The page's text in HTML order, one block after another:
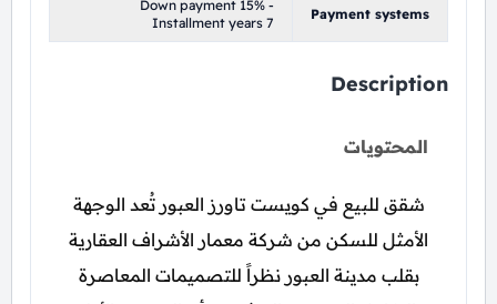
Payment systems
Down payment 15% -
Installment years 7
Description
المحتويات
شقق للبيع في كويست تاورز العبور تُعد الوجهة
الأمثل للسكن من شركة معمار الأشراف العقارية
بقلب مدينة العبور نظراً للتصميمات المعاصرة